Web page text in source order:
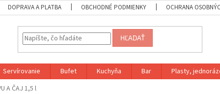
DOPRAVA A PLATBA OBCHODNÉ PODMIENKY OCHRANA
HĽADAŤ
Servírovanie Bufet Kuchyňa Bar Plasty,
A ČAJ 1,5 l